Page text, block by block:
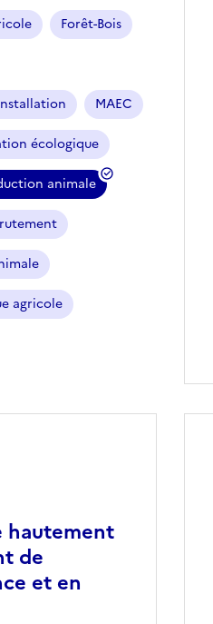
Forêt-Bois
MAEC
écologique
animale
agricole
hautement
de
et en